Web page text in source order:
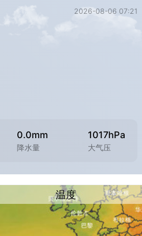
2026-08-06 07:21
0.0mm
降水量
1017hPa
大气压
温度